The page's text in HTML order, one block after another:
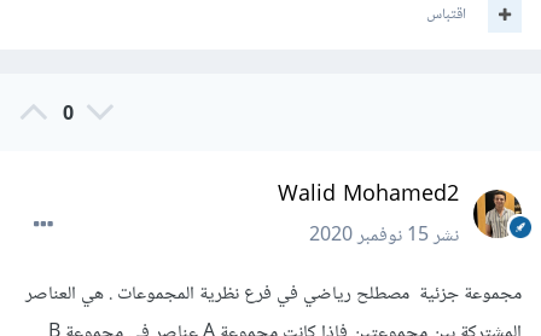
اقتباس
0
Walid Mohamed2
نشر15 نوفمبر 2020
مجموعة جزئية مصطلح رياضي في فرع نظرية المجموعات . هي العناصر